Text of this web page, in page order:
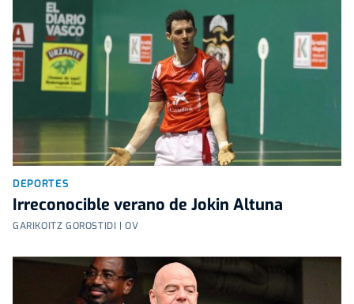
DEPORTES
Irreconocible verano de Jokin Altuna
GARIKOITZ GOROSTIDI | OV